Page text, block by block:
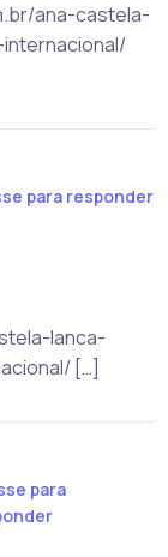
ana-castela-
para responder
lanca-
[…]
para